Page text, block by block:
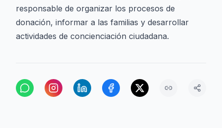
responsable de organizar los procesos de
donación, informar a las familias y desarrollar
actividades de concienciación ciudadana.